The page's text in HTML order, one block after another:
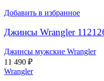
Добавить в избранное
Джинсы Wrangler
Джинсы мужские Wrangler
11 490 ₽
Wrangler